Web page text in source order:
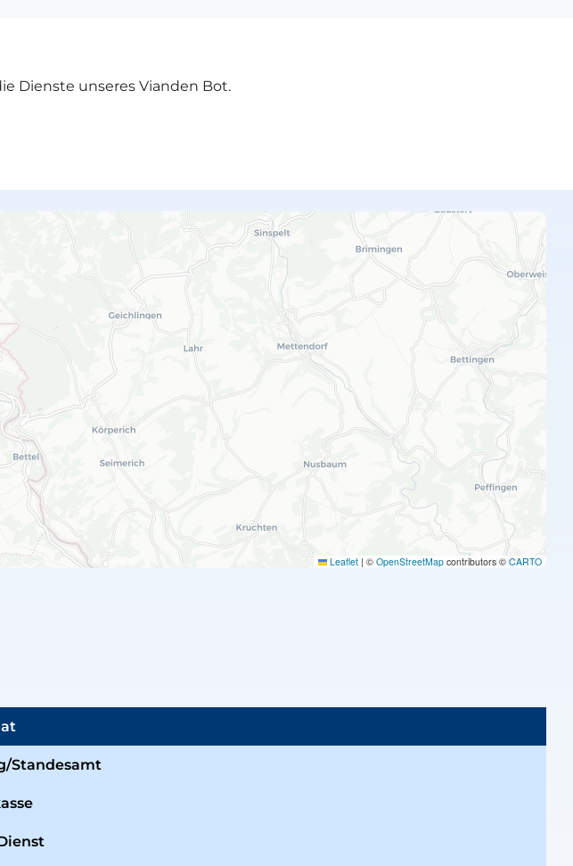
Dienste unseres Vianden Bot.
Leaflet | © OpenStreetMap contributors © CARTO
Standesamt